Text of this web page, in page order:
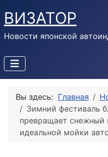
ВИЗАТОР
Новости японской
Вы здесь: Главная
Зимний фестиваль
превращает снежный
идеальной мойки